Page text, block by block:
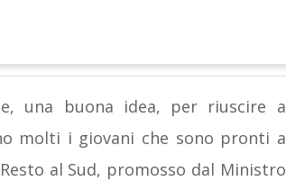
una buona idea, per riuscire a
molti i giovani che sono pronti a
al Sud, promosso dal Ministro